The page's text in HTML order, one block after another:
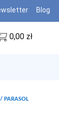
Blog
0,00 zł
/ PARASOL